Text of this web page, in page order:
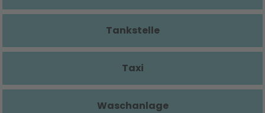
Tankstelle
Taxi
Waschanlage